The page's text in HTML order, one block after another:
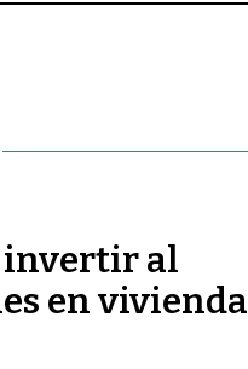
invertir al
en vivienda